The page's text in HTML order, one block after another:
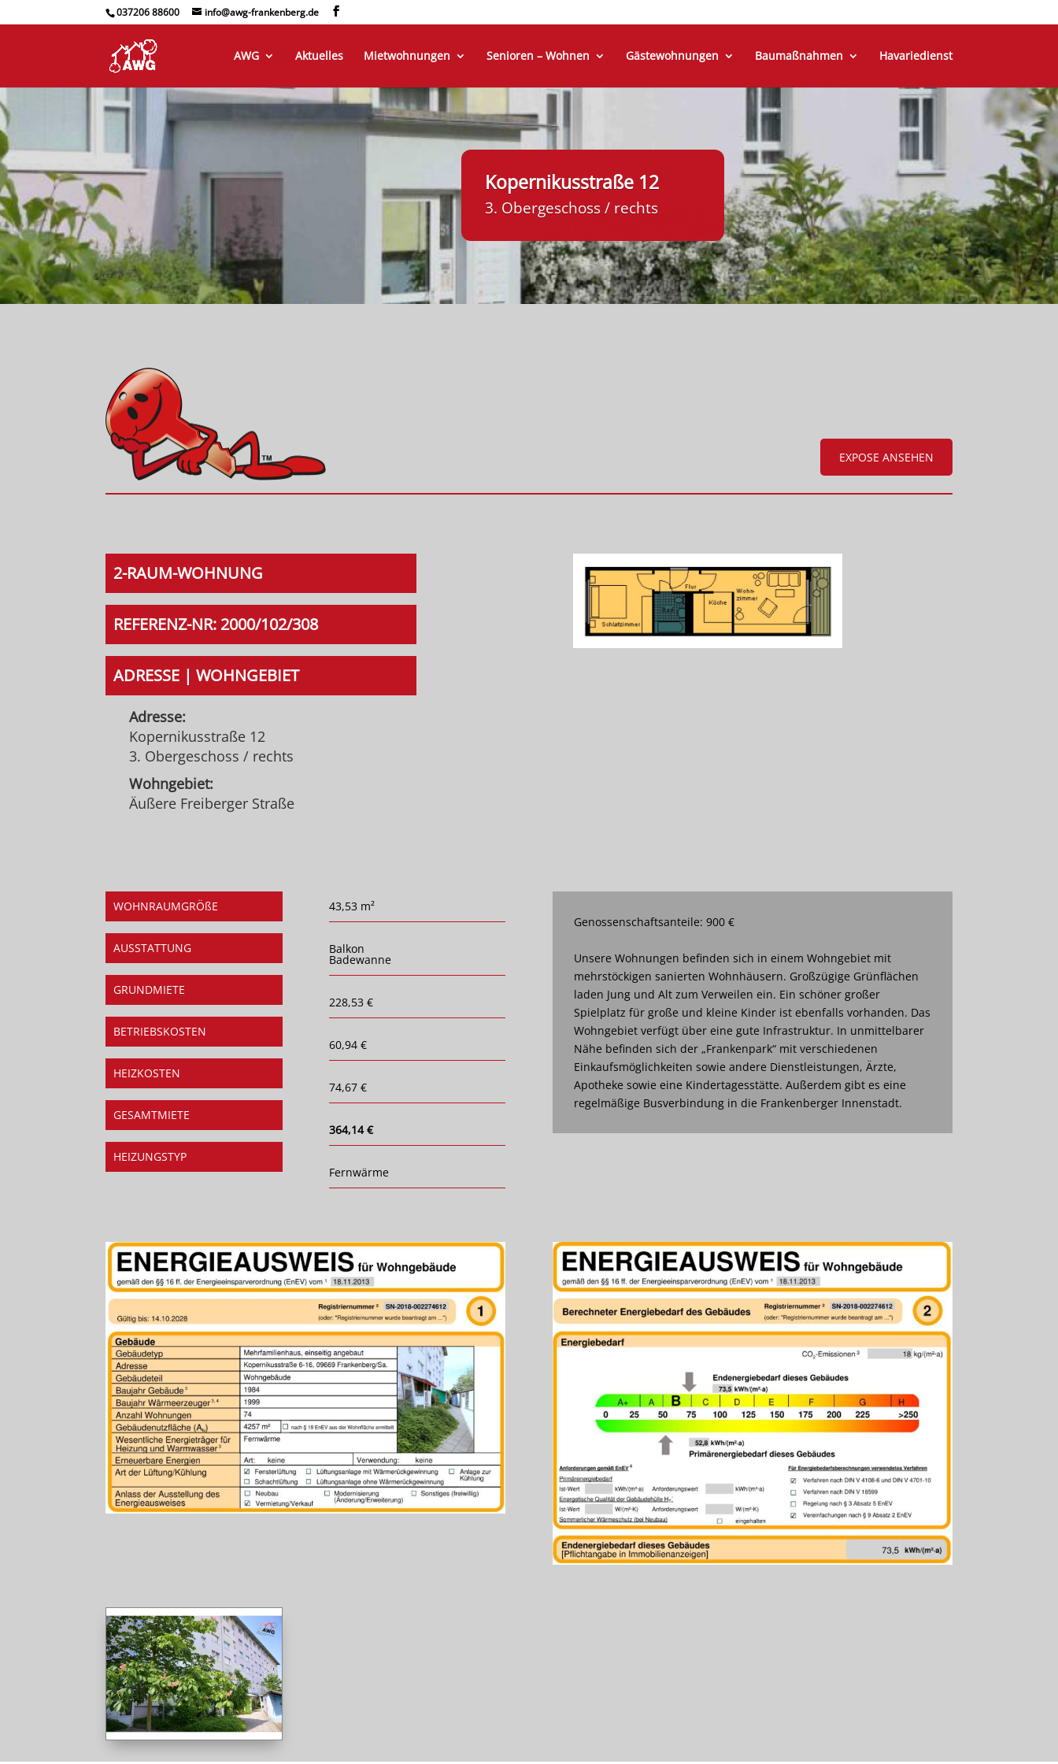
037206 88600 info@awg-frankenberg.de
AWG Aktuelles Mietwohnungen Senioren – Wohnen Gästewohnungen Baumaßnahmen Havariedienst
Kopernikusstraße 12
3. Obergeschoss / rechts
EXPOSE ANSEHEN
2-RAUM-WOHNUNG
REFERENZ-NR: 2000/102/308
ADRESSE | WOHNGEBIET
Adresse:
Kopernikusstraße 12
3. Obergeschoss / rechts
Wohngebiet:
Äußere Freiberger Straße
WOHNRAUMGRÖßE
AUSSTATTUNG
GRUNDMIETE
BETRIEBSKOSTEN
HEIZKOSTEN
GESAMTMIETE
HEIZUNGSTYP
43,53 m²
Balkon
Badewanne
228,53 €
60,94 €
74,67 €
364,14 €
Fernwärme
Genossenschaftsanteile: 900 €
Unsere Wohnungen befinden sich in einem Wohngebiet mit
mehrstöckigen sanierten Wohnhäusern. Großzügige Grünflächen
laden Jung und Alt zum Verweilen ein. Ein schöner großer
Spielplatz für große und kleine Kinder ist ebenfalls vorhanden. Das
Wohngebiet verfügt über eine gute Infrastruktur. In unmittelbarer
Nähe befinden sich der „Frankenpark“ mit verschiedenen
Einkaufsmöglichkeiten sowie andere Dienstleistungen, Ärzte,
Apotheke sowie eine Kindertagesstätte. Außerdem gibt es eine
regelmäßige Busverbindung in die Frankenberger Innenstadt.